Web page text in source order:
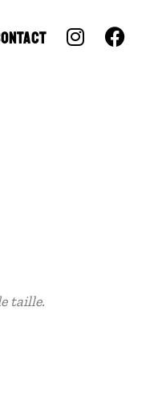
taille.